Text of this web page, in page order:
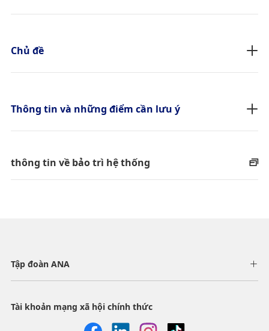
Chủ đề
Thông tin và những điểm cần lưu ý
thông tin về bảo trì hệ thống
Tập đoàn ANA
Tài khoản mạng xã hội chính thức